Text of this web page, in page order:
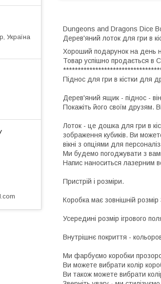
Dungeons and Dragons Dice
Дерев'яний лоток для гри в
Хороший подарунок на день
Товар успішно продається в
Піднос для гри в кістки для
Дерев'яний ящик - піднос -
Покажіть його своїм друзям.
Лоток - це дошка для гри в
зображення кубиків. Ви
вікні з опціями для
Ми будемо погоджувати з
Напис наноситься лазерним
Пристрій і розміри.
Коробка має зовнішній
Усередині розмір ігрового
Внутрішнє покриття -
Ми фарбуємо коробки
Ви можете вибрати колір
Ви також можете вибрати
Україна